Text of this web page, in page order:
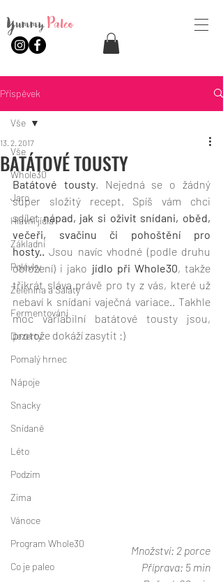
YummyPaleo
Příspěvek
Vše
Whole30
Jaro
Hlavní jídla
Základní
Polévky
Zelenina a Saláty
Fermentování
Dezerty
Pomalý hrnec
Nápoje
Snacky
Snídaně
Léto
Podzim
Zima
Vánoce
Program Whole30
Co je paleo
Vše
BATÁTOVÉ TOUSTY
13. 2. 2017
Batátové tousty. Nejedná se o žádný
super složitý recept. Spíš vám chci
sdílet nápad, jak si oživit snídani, oběd,
večeři, svačinu či pohoštění pro
hosty.. Jsou navíc vhodné (podle druhu
obložení) i jako jídlo při Whole30, takže
třikrát sláva právě pro ty z vás, které už
nebaví k snídani vaječná variace.. Takhle
moc variabilní batátové tousty jsou,
protože dokáží zasytit :)
Množství: 2 porce
Příprava: 5 min